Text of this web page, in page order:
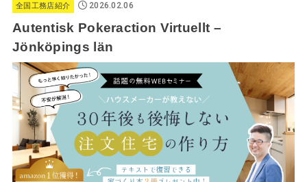
全国工務店紹介 2026.02.06
Autentisk Pokeraction Virtuellt –
Jönköpings län